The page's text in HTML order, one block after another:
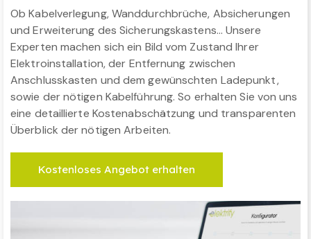
Ob Kabelverlegung, Wanddurchbrüche, Absicherungen
und Erweiterung des Sicherungskastens… Unsere
Experten machen sich ein Bild vom Zustand Ihrer
Elektroinstallation, der Entfernung zwischen
Anschlusskasten und dem gewünschten Ladepunkt,
sowie der nötigen Kabelführung. So erhalten Sie von uns
eine detaillierte Kostenabschätzung und transparenten
Überblick der nötigen Arbeiten.
Kostenloses Angebot erhalten